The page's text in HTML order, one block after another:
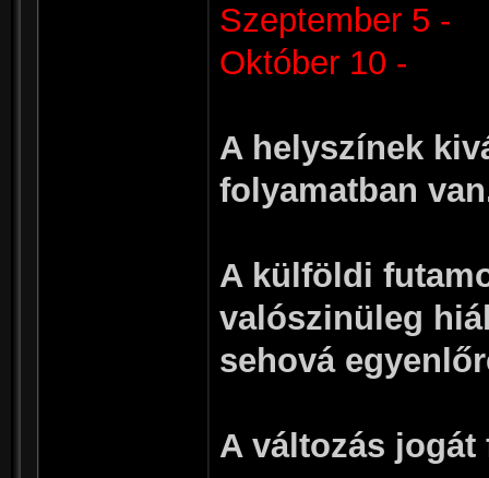
Szeptember 5 -
Október 10 -
A helyszínek
folyamatban
A külföldi
valószinüleg
sehová
A változás